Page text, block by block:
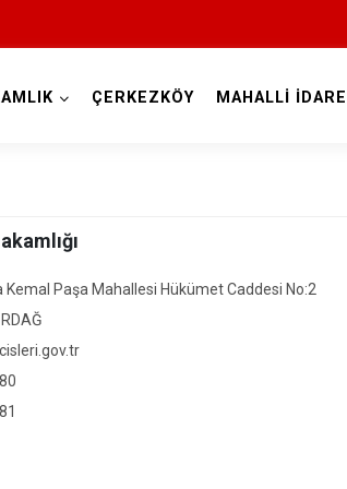
ÇERKEZKÖY MAHALLİ
Paşa Mahallesi Hükümet Caddesi No:2